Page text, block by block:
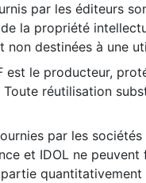
par les éditeurs
la propriété
destinées à une
est le producteur,
réutilisation
par les sociétés
et IDOL ne
quantitativement